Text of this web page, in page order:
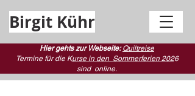
Birgit Kühr
Hier gehts zur Webseite:Quiltreise
Termine für die Kurse in den Sommerferien 2026
sind online.